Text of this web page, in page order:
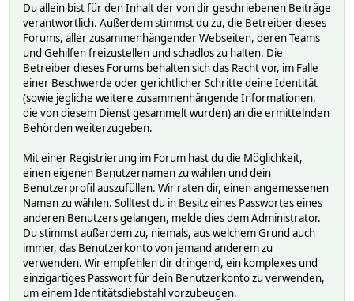
Du allein bist für den Inhalt der von dir geschriebenen Beiträge
verantwortlich. Außerdem stimmst du zu, die Betreiber dieses
Forums, aller zusammenhängender Webseiten, deren Teams
und Gehilfen freizustellen und schadlos zu halten. Die
Betreiber dieses Forums behalten sich das Recht vor, im Falle
einer Beschwerde oder gerichtlicher Schritte deine Identität
(sowie jegliche weitere zusammenhängende Informationen,
die von diesem Dienst gesammelt wurden) an die ermittelnden
Behörden weiterzugeben.
Mit einer Registrierung im Forum hast du die Möglichkeit,
einen eigenen Benutzernamen zu wählen und dein
Benutzerprofil auszufüllen. Wir raten dir, einen angemessenen
Namen zu wählen. Solltest du in Besitz eines Passwortes eines
anderen Benutzers gelangen, melde dies dem Administrator.
Du stimmst außerdem zu, niemals, aus welchem Grund auch
immer, das Benutzerkonto von jemand anderem zu
verwenden. Wir empfehlen dir dringend, ein komplexes und
einzigartiges Passwort für dein Benutzerkonto zu verwenden,
um einem Identitätsdiebstahl vorzubeugen.